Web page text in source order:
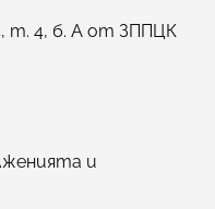
т. 4, б. А от ЗППЦК
и